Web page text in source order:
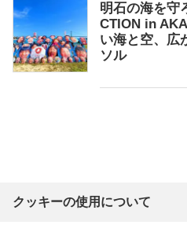
明石の海を守
CTION in
い海と空、広
ソル
クッキーの使用について